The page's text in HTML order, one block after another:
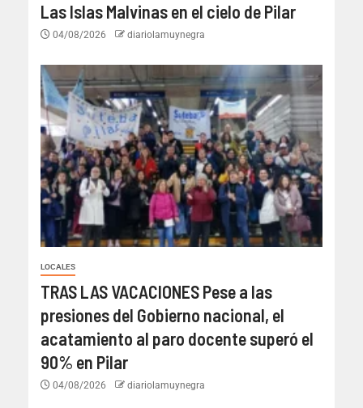
Las Islas Malvinas en el cielo de Pilar
04/08/2026 diariolamuynegra
LOCALES
TRAS LAS VACACIONES Pese a las
presiones del Gobierno nacional, el
acatamiento al paro docente superó el
90% en Pilar
04/08/2026 diariolamuynegra